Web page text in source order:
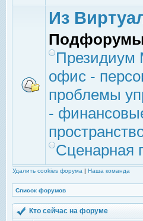
Из
Президиум
офис -
проблемы
-
Сценарная
Удалить cookies форума | Наша команда
Список форумов
Кто сейчас на форуме